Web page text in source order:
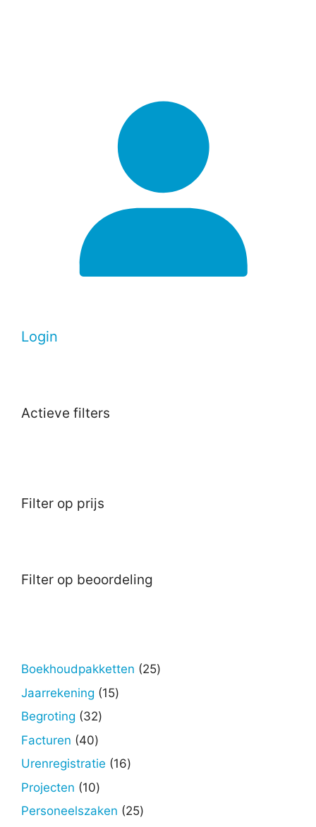
Login
Actieve filters
Filter op prijs
Filter op beoordeling
Boekhoudpakketten 2525
Jaarrekening 1515
Begroting 3232
Facturen 4040
producten
Urenregistratie 1616
Projecten 1010
producten
Personeelszaken 2525